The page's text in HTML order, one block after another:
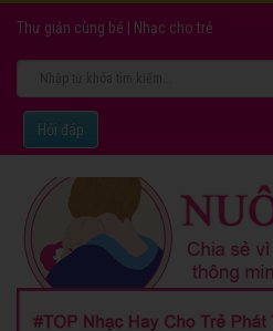
Thư giản cùng bé Nhạc cho trẻ
Hỏi đáp